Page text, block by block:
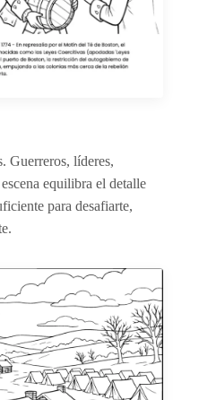
Guerreros, líderes,
equilibra el detalle
para desafiarte,